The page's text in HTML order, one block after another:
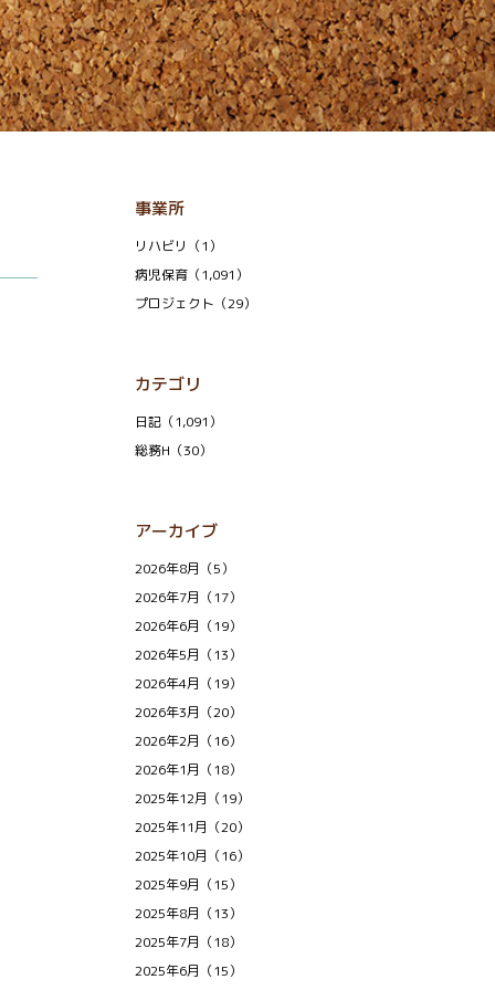
事業所
リハビリ（1）
病児保育（1,091）
プロジェクト（29）
カテゴリ
日記（1,091）
総務H（30）
アーカイブ
2026年8月（5）
2026年7月（17）
2026年6月（19）
2026年5月（13）
2026年4月（19）
2026年3月（20）
2026年2月（16）
2026年1月（18）
2025年12月（19）
2025年11月（20）
2025年10月（16）
2025年9月（15）
2025年8月（13）
2025年7月（18）
2025年6月（15）